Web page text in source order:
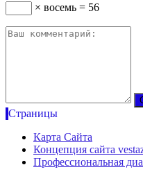
× восемь = 56
Страницы
Карта Сайта
Концепция сайта
Профессиональная